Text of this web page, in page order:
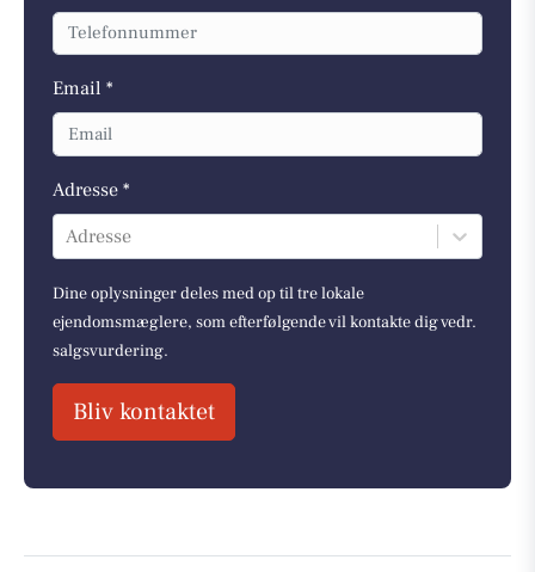
Email *
Adresse *
Adresse
Dine oplysninger deles med op til tre lokale
ejendomsmæglere, som efterfølgende vil kontakte dig vedr.
salgsvurdering.
Bliv kontaktet